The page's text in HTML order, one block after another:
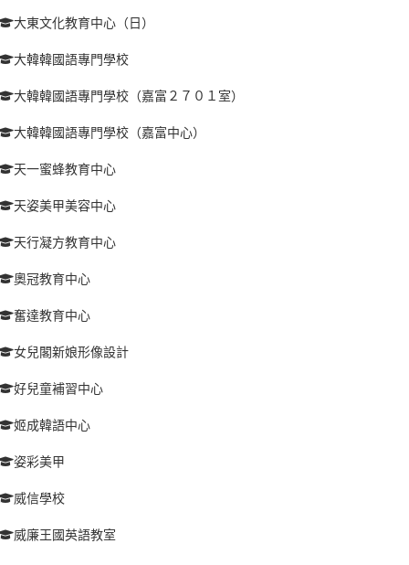
大東文化教育中心（日）
大韓韓國語專門學校
大韓韓國語專門學校（嘉富２７０１室）
大韓韓國語專門學校（嘉富中心）
天一蜜蜂教育中心
天姿美甲美容中心
天行凝方教育中心
奧冠教育中心
奮達教育中心
女兒閣新娘形像設計
好兒童補習中心
姬成韓語中心
姿彩美甲
威信學校
威廉王國英語教室